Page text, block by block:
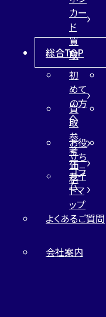
カー
ド
買
取
総合TOP
初
めて
の方
へ
買
取
参
考
価
格
お役
立ち
コラ
ム
サイ
トマ
ップ
よくあるご質問
会社案内